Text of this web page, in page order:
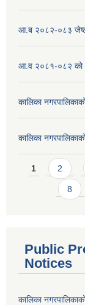
आ.ब २०८२-०८३ जेष्ठ
आ.व २०८१-०८२ को
कालिका
कालिका
Pages
1 2
8
Public
Notices
कालिका